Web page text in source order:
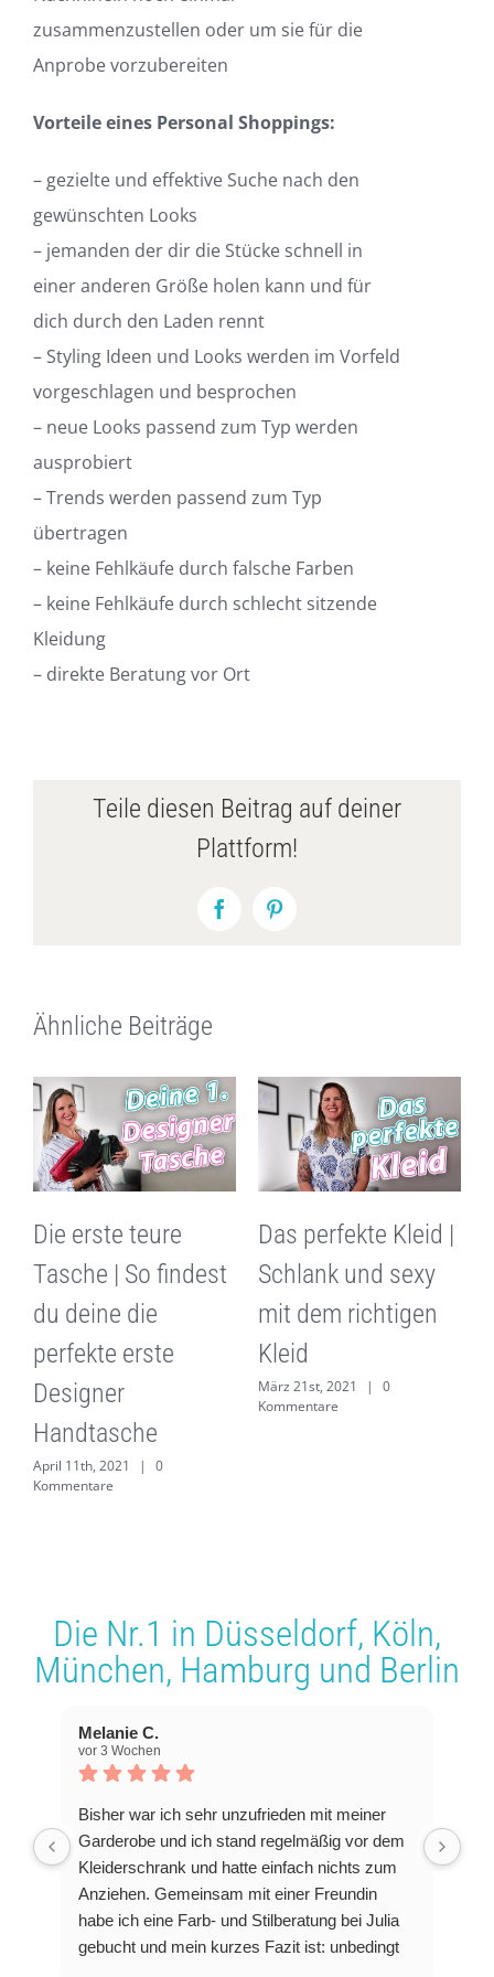
zusammenzustellen oder um sie für die
Anprobe vorzubereiten
Vorteile eines Personal Shoppings:
– gezielte und effektive Suche nach den
gewünschten Looks
– jemanden der dir die Stücke schnell in
einer anderen Größe holen kann und für
dich durch den Laden rennt
– Styling Ideen und Looks werden im Vorfeld
vorgeschlagen und besprochen
– neue Looks passend zum Typ werden
ausprobiert
– Trends werden passend zum Typ
übertragen
– keine Fehlkäufe durch falsche Farben
– keine Fehlkäufe durch schlecht sitzende
Kleidung
– direkte Beratung vor Ort
Teile diesen Beitrag auf deiner
Plattform!
FacebookPinterest
Ähnliche Beiträge
Die erste teure
Tasche | So findest
du deine die
perfekte erste
Designer
Handtasche
April 11th, 2021 |
0
Kommentare
Das perfekte Kleid |
Schlank und sexy
mit dem richtigen
Kleid
März 21st, 2021 |
0
Kommentare
Die Nr.1 in Düsseldorf, Köln,
München, Hamburg und Berlin
Melanie C.
vor 3 Wochen
Bisher war ich sehr unzufrieden mit meiner
Garderobe und ich stand regelmäßig vor dem
Kleiderschrank und hatte einfach nichts zum
Anziehen. Gemeinsam mit einer Freundin
habe ich eine Farb- und Stilberatung bei Julia
gebucht und mein kurzes Fazit ist: unbedingt